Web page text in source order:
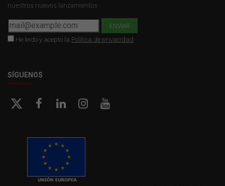
nuestros nuevos lanzamientos
He leído y acepto la Política de privacidad
SÍGUENOS